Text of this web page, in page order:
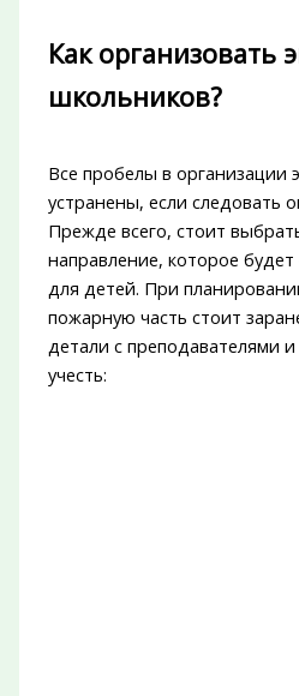
Как организовать
школьников?
Все пробелы в организации
устранены, если следовать
Прежде всего, стоит
направление, которое
для детей. При
пожарную часть стоит
детали с преподавателями
учесть: